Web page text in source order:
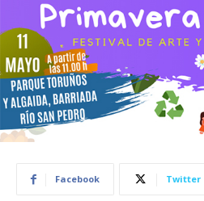
Facebook Twitter